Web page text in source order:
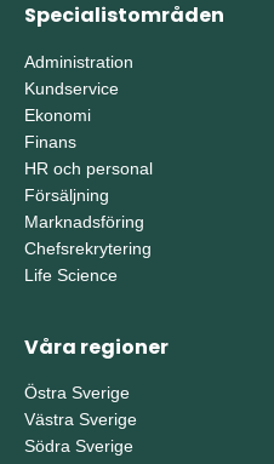
Specialistområden
Administration
Kundservice
Ekonomi
Finans
HR och personal
Försäljning
Marknadsföring
Chefsrekrytering
Life Science
Våra regioner
Östra Sverige
Västra Sverige
Södra Sverige